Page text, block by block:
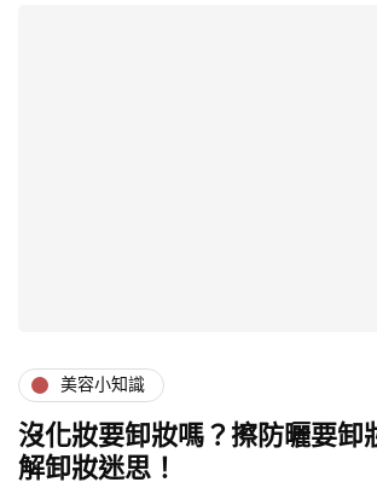
美容小知識
沒化妝要卸妝嗎？擦防曬要卸
解卸妝迷思！